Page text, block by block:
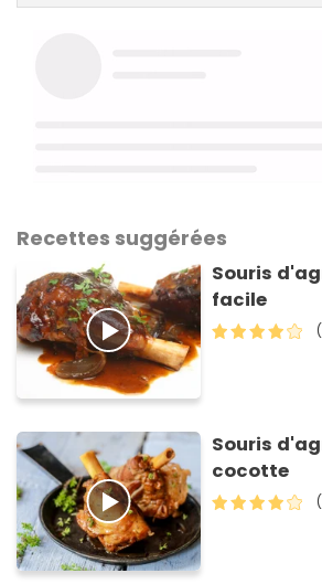
Recettes suggérées
Souris
facile
Souris
cocotte